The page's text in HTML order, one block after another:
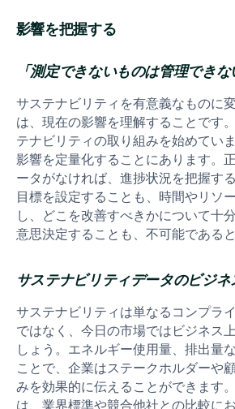
影響を把握する
「測定できないものは管理できな
サステナビリティを有意義なものに
は、現在の影響を理解することです
テナビリティの取り組みを始めてい
影響を定量化することにあります。
ータがなければ、進捗状況を把握す
目標を設定することも、時間やリソ
し、どこを改善すべきかについて十
意思決定することも、不可能であると
サステナビリティデータのビジ
サステナビリティは単なるコンプラ
ではなく、今日の市場ではビジネス
しょう。エネルギー使用量、排出量
ことで、企業はステークホルダーや
みを効果的に伝えることができます
は、業界標準や競合他社との比較に